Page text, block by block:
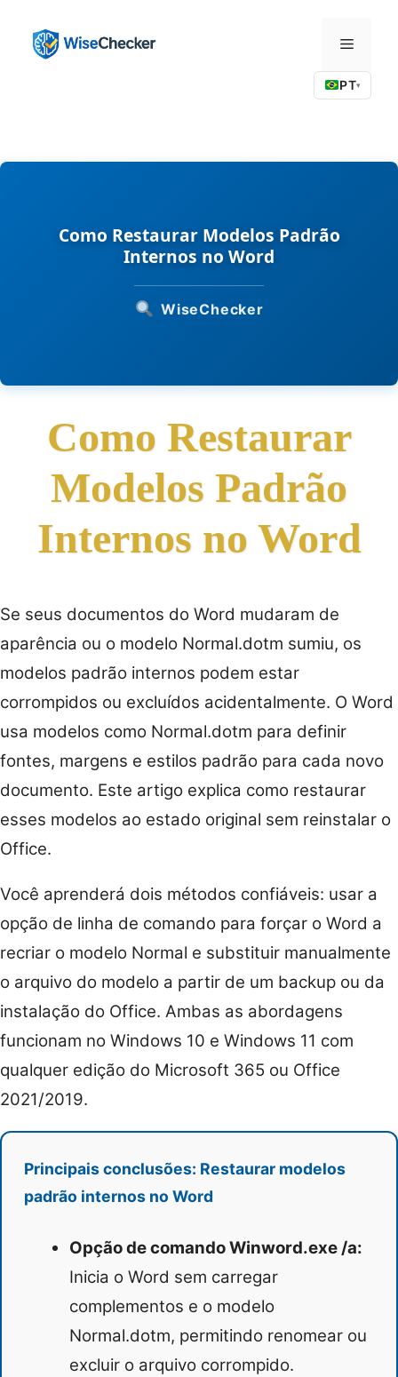
Menu
PT▾
Como Restaurar Modelos Padrão
Internos no Word
WiseChecker
Como Restaurar
Modelos Padrão
Internos no Word
Se seus documentos do Word mudaram de
aparência ou o modelo Normal.dotm sumiu, os
modelos padrão internos podem estar
corrompidos ou excluídos acidentalmente. O Word
usa modelos como Normal.dotm para definir
fontes, margens e estilos padrão para cada novo
documento. Este artigo explica como restaurar
esses modelos ao estado original sem reinstalar o
Office.
Você aprenderá dois métodos confiáveis: usar a
opção de linha de comando para forçar o Word a
recriar o modelo Normal e substituir manualmente
o arquivo do modelo a partir de um backup ou da
instalação do Office. Ambas as abordagens
funcionam no Windows 10 e Windows 11 com
qualquer edição do Microsoft 365 ou Office
2021/2019.
Principais conclusões: Restaurar modelos
padrão internos no Word
Opção de comando Winword.exe /a:
Inicia o Word sem carregar
complementos e o modelo
Normal.dotm, permitindo renomear ou
excluir o arquivo corrompido.